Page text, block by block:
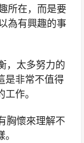
所在，而是要
為有興趣的事
太多努力的
是非常不值得
作。
胸懷來理解不